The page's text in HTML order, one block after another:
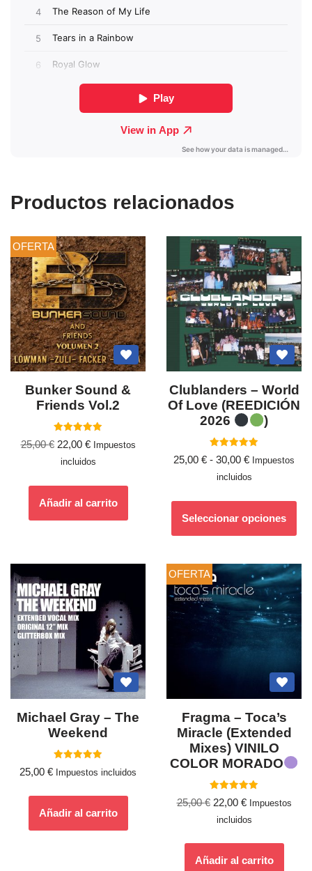
Productos relacionados
OFERTA
Bunker Sound &
Friends Vol.2
Valorado
con
5.00
de 5
25,00€ 22,00 €
Impuestos
incluidos
Añadir al carrito
Clublanders ‎– World
Of Love (REEDICIÓN
2026
)
Valorado
con
5.00
de 5
25,00 € - 30,00 € Impuestos
incluidos
Seleccionar opciones
Michael Gray – The
Weekend
con
25,00 € Impuestos incluidos
Añadir al carrito
OFERTA
Fragma ‎– Toca’s
Miracle (Extended
Mixes) VINILO
COLOR MORADO
Valorado
con
5.00
de 5
25,00€ 22,00 €
Impuestos
incluidos
Añadir al carrito